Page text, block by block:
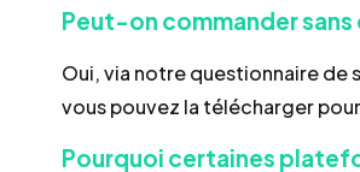
Peut-on commander
Oui, via notre questionnaire de
vous pouvez la télécharger
Pourquoi certaines